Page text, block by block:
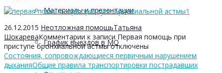
Материалы и презентации
График выездов в МО
26.12.2015 Неотложная помощьТатьяна
ШокареваКомментарии к записи Первая помощь при
приступе бронхиальной астмыотключены
Состояния, сопровождающиеся первичным нарушением
дыханияОбщие правила транспортировки пострадавших